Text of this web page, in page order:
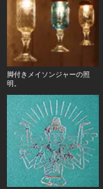
脚付きメイソンジャーの照
明。